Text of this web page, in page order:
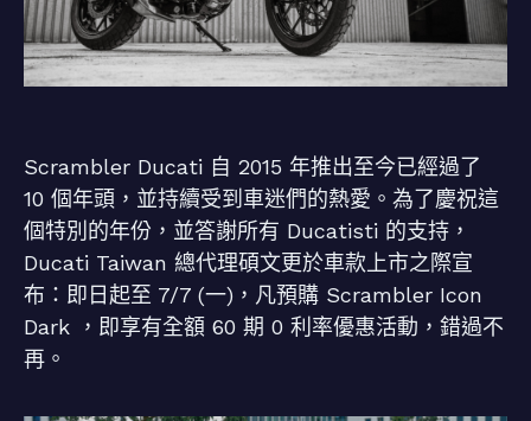
Scrambler Ducati 自 2015 年推出至今已經過了
10 個年頭，並持續受到車迷們的熱愛。為了慶祝這
個特別的年份，並答謝所有 Ducatisti 的支持，
Ducati Taiwan 總代理碩文更於車款上市之際宣
布：即日起至 7/7 (一)，凡預購 Scrambler Icon
Dark ，即享有全額 60 期 0 利率優惠活動，錯過不
再。